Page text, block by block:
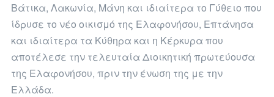
Βάτικα, Λακωνία, Μάνη και ιδιαίτερα το Γύθειο που
ίδρυσε το νέο οικισμό της Ελαφονήσου, Επτάνησα
και ιδιαίτερα τα Κύθηρα και η Κέρκυρα που
αποτέλεσε την τελευταία Διοικητική πρωτεύουσα
της Ελαφονήσου, πριν την ένωση της με την
Ελλάδα.